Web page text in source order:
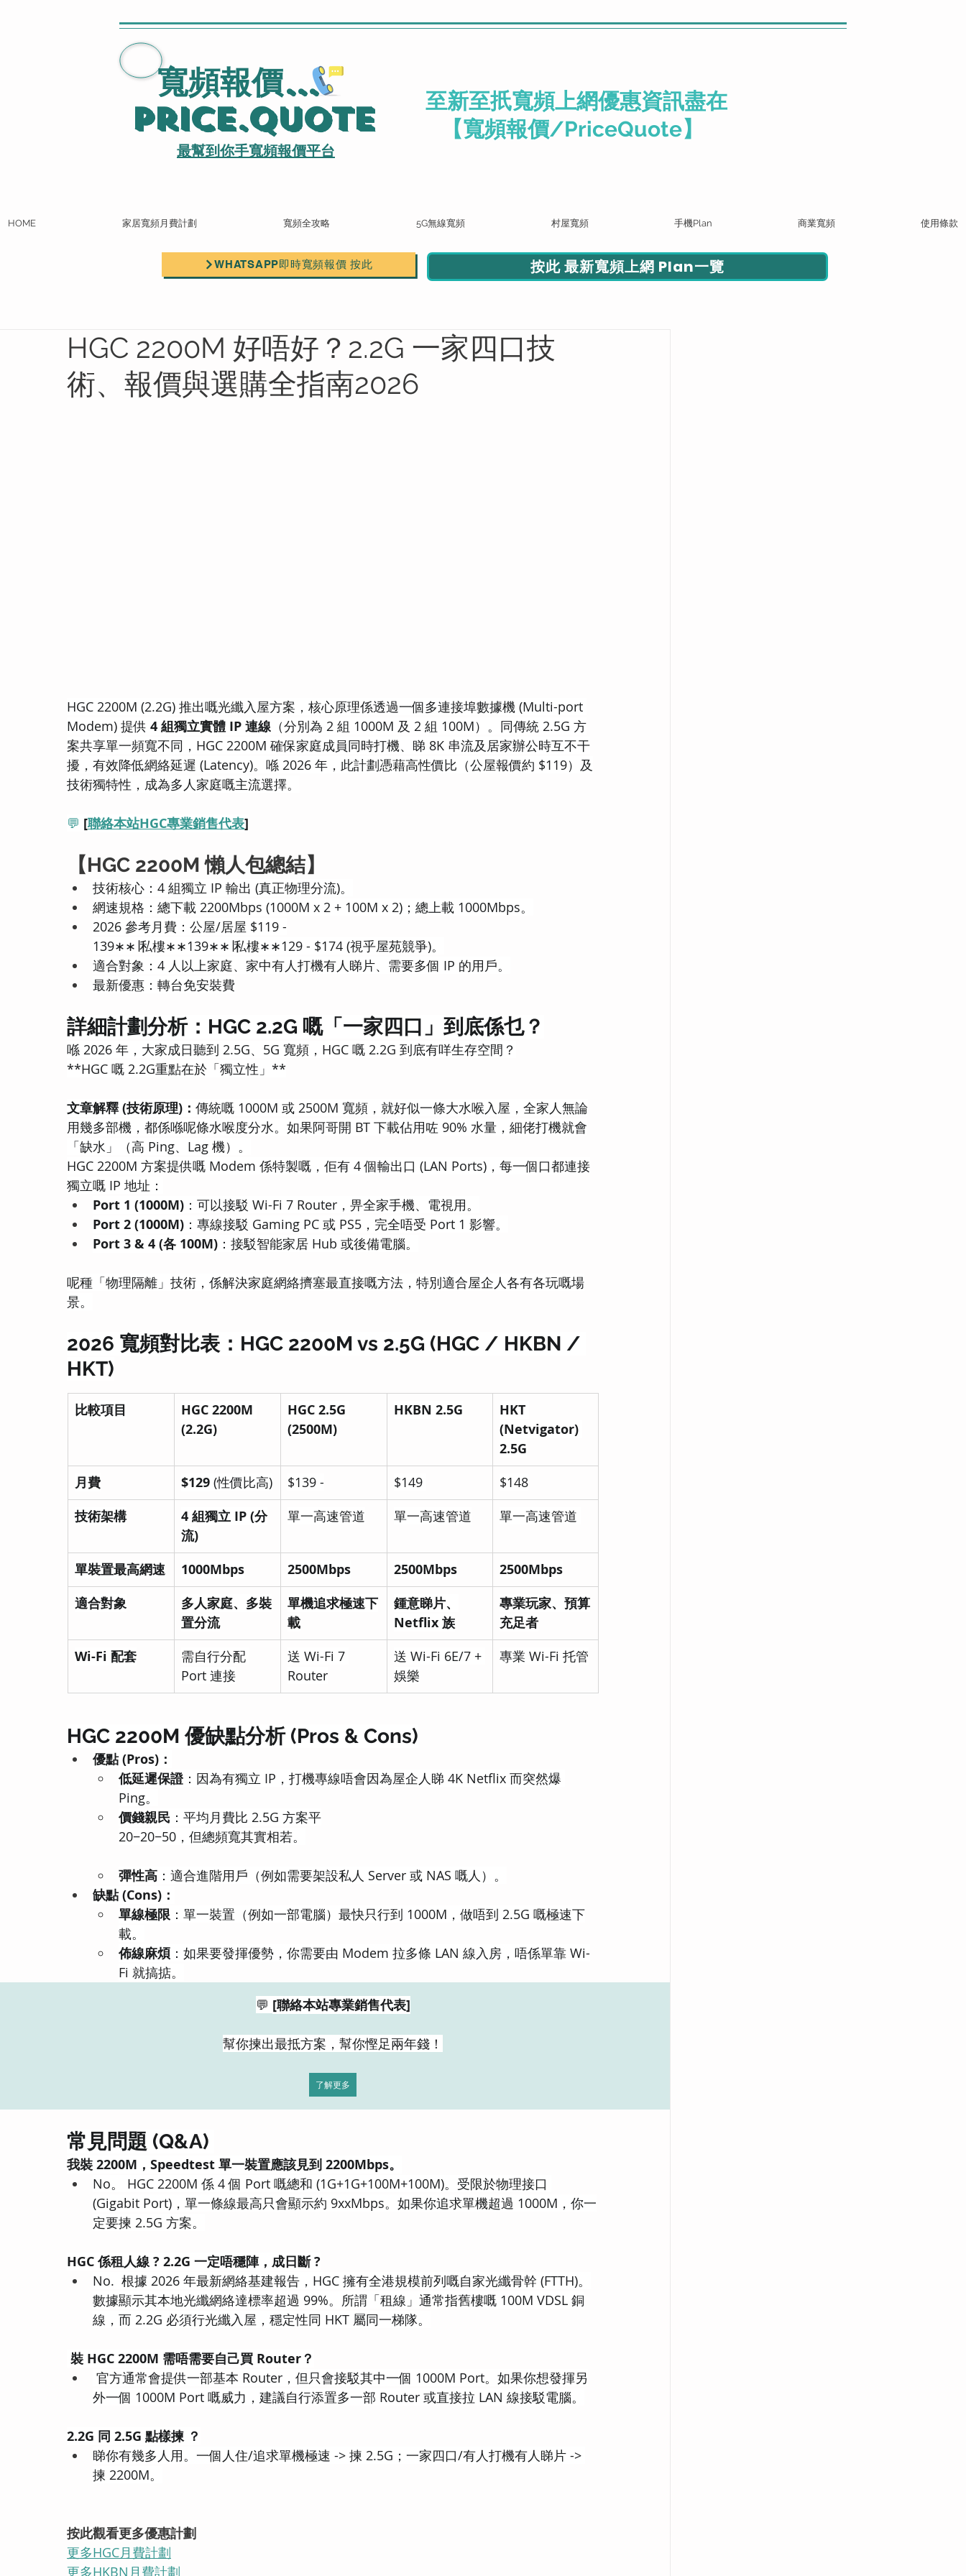
寬頻報價...
Price.Quote
最幫到你手寬頻報價平台
至新至扺寬頻上網優惠資訊盡在
【寬頻報價/PriceQuote】
HOME 家居寬頻月費計劃 寬頻全攻略 5G無線寬頻 村屋寬頻 手機Plan 商業寬頻 使用條款
WHATSAPP即時寬頻報價 按此 按此 最新寬頻上網 Plan一覽
HGC 2200M 好唔好？2.2G 一家四口技
術、報價與選購全指南2026
HGC 2200M (2.2G) 推出嘅光纖入屋方案，核心原理係透過一個多連接埠數據機 (Multi-port
Modem) 提供 4 組獨立實體 IP 連線 （分別為 2 組 1000M 及 2 組 100M）。同傳統 2.5G 方
案共享單一頻寬不同，HGC 2200M 確保家庭成員同時打機、睇 8K 串流及居家辦公時互不干
擾，有效降低網絡延遲 (Latency)。喺 2026 年，此計劃憑藉高性價比（公屋報價約 $119）及
技術獨特性，成為多人家庭嘅主流選擇。
💬 [聯絡本站HGC專業銷售代表]
【HGC 2200M 懶人包總結】
技術核心：4 組獨立 IP 輸出 (真正物理分流)。
網速規格：總下載 2200Mbps (1000M x 2 + 100M x 2)；總上載 1000Mbps。
2026 參考月費：公屋/居屋 $119 -
139∗∗∣私樓∗∗139∗∗∣私樓∗∗129 - $174 (視乎屋苑競爭)。
適合對象：4 人以上家庭、家中有人打機有人睇片、需要多個 IP 的用戶。
最新優惠：轉台免安裝費
詳細計劃分析：HGC 2.2G 嘅「一家四口」到底係乜？
喺 2026 年，大家成日聽到 2.5G、5G 寬頻，HGC 嘅 2.2G 到底有咩生存空間？
**HGC 嘅 2.2G重點在於「獨立性」**
文章解釋 (技術原理)： 傳統嘅 1000M 或 2500M 寬頻，就好似一條大水喉入屋，全家人無論
用幾多部機，都係喺呢條水喉度分水。如果阿哥開 BT 下載佔用咗 90% 水量，細佬打機就會
「缺水」（高 Ping、Lag 機）。
HGC 2200M 方案提供嘅 Modem 係特製嘅，佢有 4 個輸出口 (LAN Ports)，每一個口都連接
獨立嘅 IP 地址：
Port 1 (1000M) ：可以接駁 Wi-Fi 7 Router，畀全家手機、電視用。
Port 2 (1000M) ：專線接駁 Gaming PC 或 PS5，完全唔受 Port 1 影響。
Port 3 & 4 (各 100M) ：接駁智能家居 Hub 或後備電腦。
呢種「物理隔離」技術，係解決家庭網絡擠塞最直接嘅方法，特別適合屋企人各有各玩嘅場
景。
2026 寬頻對比表：HGC 2200M vs 2.5G (HGC / HKBN /
HKT)
比較項目
HGC 2200M
(2.2G)
HGC 2.5G
(2500M)
HKBN 2.5G
HKT
(Netvigator)
2.5G
月費
$129 (性價比高) $139 - $149 $148
技術架構
4 組獨立 IP (分
流)
單一高速管道 單一高速管道 單一高速管道
單裝置最高網速 1000Mbps 2500Mbps 2500Mbps
2500Mbps
適合對象
多人家庭、多裝
置分流
單機追求極速下
載
鍾意睇片、
Netflix 族
專業玩家、預算
充足者
Wi-Fi 配套
需自行分配
Port 連接
送 Wi-Fi 7
Router
送 Wi-Fi 6E/7 +
娛樂
專業 Wi-Fi 托管
HGC 2200M 優缺點分析 (Pros & Cons)
優點 (Pros)：
低延遲保證 ：因為有獨立 IP，打機專線唔會因為屋企人睇 4K Netflix 而突然爆
Ping。
價錢親民 ：平均月費比 2.5G 方案平
20−20−50，但總頻寬其實相若。
彈性高 ：適合進階用戶（例如需要架設私人 Server 或 NAS 嘅人）。
缺點 (Cons)：
單線極限 ：單一裝置（例如一部電腦）最快只行到 1000M，做唔到 2.5G 嘅極速下
載。
佈線麻煩 ：如果要發揮優勢，你需要由 Modem 拉多條 LAN 線入房，唔係單靠 Wi-
Fi 就搞掂。
💬 [聯絡本站專業銷售代表]
幫你揀出最抵方案，幫你慳足兩年錢！
了解更多
常見問題 (Q&A)
我裝 2200M，Speedtest 單一裝置應該見到 2200Mbps。
No。 HGC 2200M 係 4 個 Port 嘅總和 (1G+1G+100M+100M)。受限於物理接口
(Gigabit Port)，單一條線最高只會顯示約 9xxMbps。如果你追求單機超過 1000M，你一
定要揀 2.5G 方案。
HGC 係租人線 ? 2.2G 一定唔穩陣，成日斷 ?
No.  根據 2026 年最新網絡基建報告，HGC 擁有全港規模前列嘅自家光纖骨幹 (FTTH)。
數據顯示其本地光纖網絡達標率超過 99%。所謂「租線」通常指舊樓嘅 100M VDSL 銅
線，而 2.2G 必須行光纖入屋，穩定性同 HKT 屬同一梯隊。
裝 HGC 2200M 需唔需要自己買 Router？
官方通常會提供一部基本 Router，但只會接駁其中一個 1000M Port。如果你想發揮另
外一個 1000M Port 嘅威力，建議自行添置多一部 Router 或直接拉 LAN 線接駁電腦。
2.2G 同 2.5G 點樣揀 ？
睇你有幾多人用。一個人住/追求單機極速 -> 揀 2.5G；一家四口/有人打機有人睇片 ->
揀 2200M。
按此觀看更多優惠計劃
更多HGC月費計劃
更多HKBN月費計劃